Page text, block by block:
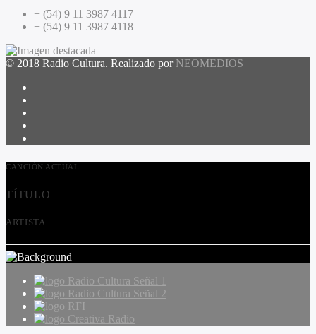
+ (54) 9 11 3987 4117
+ (54) 9 11 3987 4118
© 2018 Radio Cultura. Realizado por NEOMEDIOS
CANCIÓN ACTUAL
TÍTULO
ARTISTA
Radio Cultura Señal 1
Radio Cultura Señal 2
RFI
Creativa Radio